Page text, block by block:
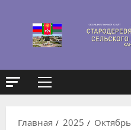
содержимому
Основное
Главная
2025 Октябрь